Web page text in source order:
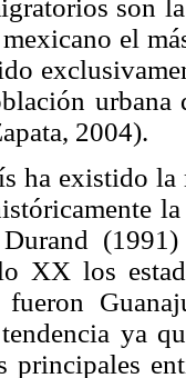
son
el
2004).
ha existido
Durand
XX los
ya
principales